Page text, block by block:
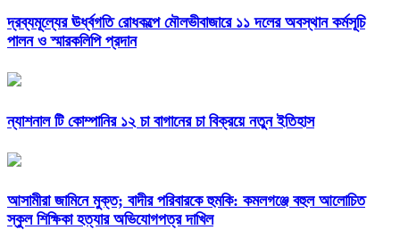
দ্রব্যমূল্যের ঊর্ধ্বগতি রোধকল্পে মৌলভীবাজারে ১১ দলের অবস্থান কর্মসূচি
পালন ও স্মারকলিপি প্রদান
ন্যাশনাল টি কোম্পানির ১২ চা বাগানের চা বিক্রয়ে নতুন ইতিহাস
আসামীরা জামিনে মুক্ত; বাদীর পরিবারকে হুমকি: কমলগঞ্জে বহুল আলোচিত
স্কুল শিক্ষিকা হত্যার অভিযোগপত্র দাখিল